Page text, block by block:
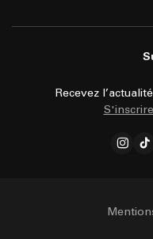
Recevez